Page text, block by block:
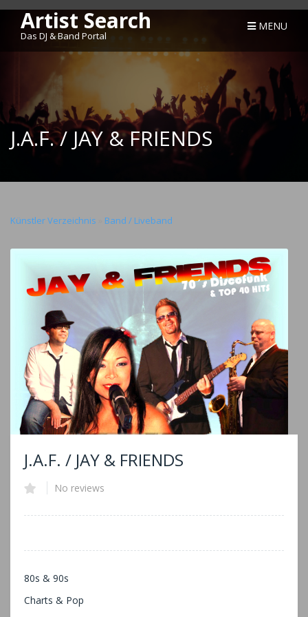
Artist Search
Das DJ & Band Portal
MENU
J.A.F. / JAY & FRIENDS
Künstler Verzeichnis Band / Liveband
J.A.F. / JAY & FRIENDS
No reviews
80s & 90s
Charts & Pop